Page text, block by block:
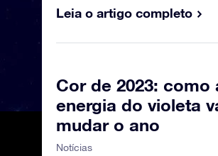
Leia o artigo completo
Cor de 2023: como
energia do violeta
mudar o ano
Notícias